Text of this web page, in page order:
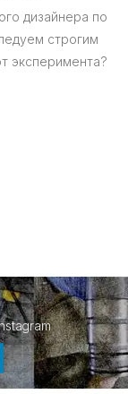
дизайнера по
строгим
эксперимента?